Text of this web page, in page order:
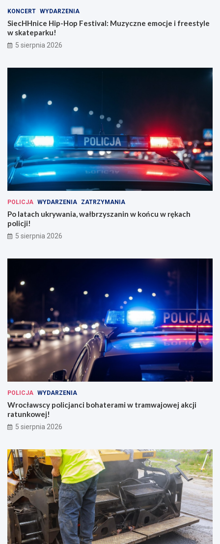
KONCERT WYDARZENIA
SiecHHnice Hip-Hop Festival: Muzyczne emocje i freestyle
w skateparku!
5 sierpnia 2026
POLICJA WYDARZENIA ZATRZYMANIA
Po latach ukrywania, wałbrzyszanin w końcu w rękach
policji!
5 sierpnia 2026
POLICJA WYDARZENIA
Wrocławscy policjanci bohaterami w tramwajowej akcji
ratunkowej!
5 sierpnia 2026